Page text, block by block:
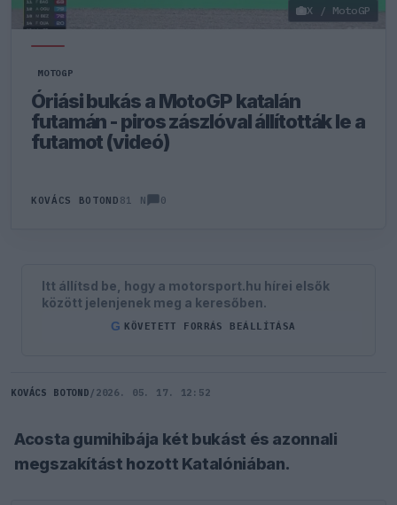
X / MotoGP
MOTOGP
Óriási bukás a MotoGP katalán
futamán - piros zászlóval állították le a
futamot (videó)
KOVÁCS BOTOND 81 N 0
Itt állítsd be, hogy a motorsport.hu hírei elsők
között jelenjenek meg a keresőben.
G KÖVETETT FORRÁS BEÁLLÍTÁSA
KOVÁCS BOTOND / 2026. 05. 17. 12:52
Acosta gumihibája két bukást és azonnali
megszakítást hozott Katalóniában.